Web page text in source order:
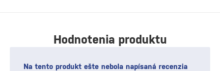
Hodnotenia produktu
Na tento produkt ešte nebola napísaná recenzia